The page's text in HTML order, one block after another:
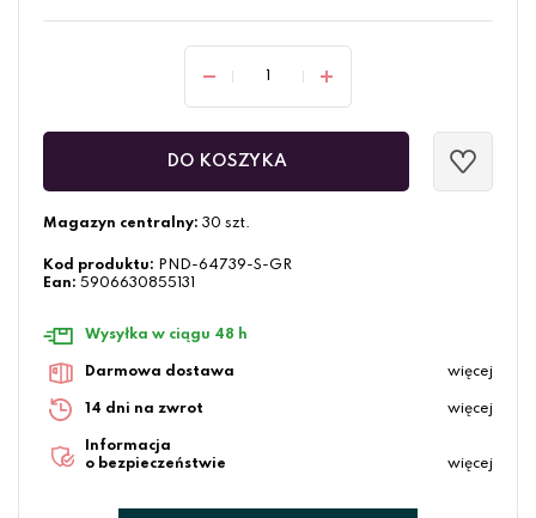
DO KOSZYKA
Magazyn centralny: 30 szt.
Kod produktu: PND-64739-S-GR
Ean: 5906630855131
Wysyłka w ciągu 48 h
Darmowa dostawa więcej
14 dni na zwrot więcej
Informacja
o bezpieczeństwie
więcej